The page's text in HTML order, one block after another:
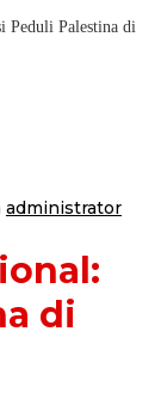
Peduli Palestina di
administrator
di